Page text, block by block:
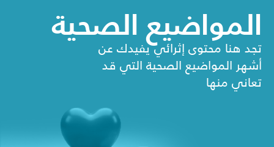
المواضيع الصحية
تجد هنا محتوى إثرائي يفيدك عن
أشهر المواضيع الصحية التي قد
تعاني منها